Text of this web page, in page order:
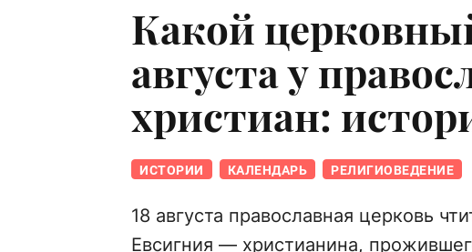
Какой
августа у
христиан:
ИСТОРИИ КАЛЕНДАРЬ РЕЛИГИОВЕДЕНИЕ
18 августа православная церковь
Евсигния — христианина,